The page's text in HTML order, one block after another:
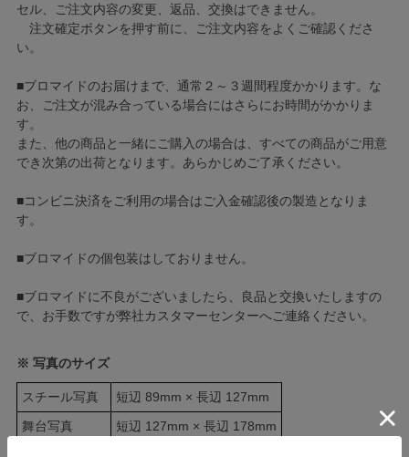
セル、ご注文内容の変更、返品、交換はできません。
注文確定ボタンを押す前に、ご注文内容をよくご確認くださ
い。
■ブロマイドのお届けまで、通常２～３週間程度かかります。な
お、ご注文が混み合っている場合にはさらにお時間がかかりま
す。
また、他の商品と一緒にご購入の場合は、すべての商品がご用意
でき次第の出荷となります。あらかじめご了承ください。
■コンビニ決済をご利用の場合はご入金確認後の製造となりま
す。
■ブロマイドの個包装はしておりません。
■ブロマイドに不良がございましたら、良品と交換いたしますの
で、お手数ですが弊社カスタマーセンターへご連絡ください。
※ 写真のサイズ
スチール写真
短辺 89mm × 長辺 127mm
舞台写真
短辺 127mm × 長辺 178mm